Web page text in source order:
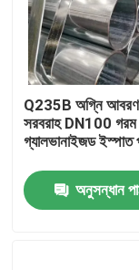
Q235B অগ্নি
সরবরাহ DN100
গ্যালভানাইজড ইস্পাত
অনুসন্ধান